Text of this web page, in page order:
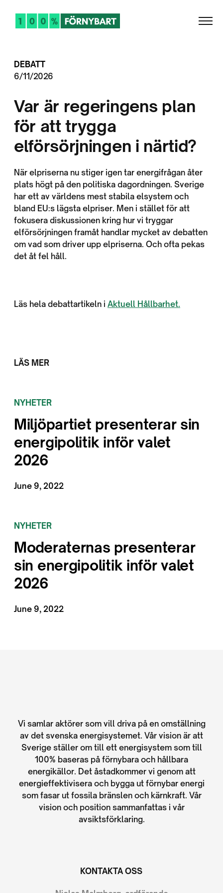
DEBATT
6/11/2026
Var är regeringens plan
för att trygga
elförsörjningen i närtid?
När elpriserna nu stiger igen tar energifrågan åter
plats högt på den politiska dagordningen. Sverige
har ett av världens mest stabila elsystem och
bland EU:s lägsta elpriser. Men i stället för att
fokusera diskussionen kring hur vi tryggar
elförsörjningen framåt handlar mycket av debatten
om vad som driver upp elpriserna. Och ofta pekas
det åt fel håll.
Läs hela debattartikeln i Aktuell Hållbarhet.
LÄS MER
NYHETER
Miljöpartiet presenterar sin
energipolitik inför valet
2026
June 9, 2022
NYHETER
Moderaternas presenterar
sin energipolitik inför valet
2026
June 9, 2022
Vi samlar aktörer som vill driva på en omställning
av det svenska energisystemet. Vår vision är att
Sverige ställer om till ett energisystem som till
100% baseras på förnybara och hållbara
energikällor. Det åstadkommer vi genom att
energieffektivisera och bygga ut förnybar energi
som fasar ut fossila bränslen och kärnkraft. Vår
vision och position sammanfattas i vår
avsiktsförklaring.
KONTAKTA OSS